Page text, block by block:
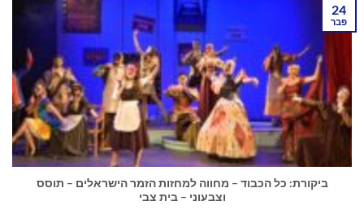
ביקורת: כל הכבוד – מחווה למחזות הזמר הישראלים – תוסס
וצבעוני – בית צבי
24
פבר